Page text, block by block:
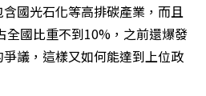
國光石化等高排碳產業，而且
全國比重不到10%，之前還爆發
議，這樣又如何能達到上位政